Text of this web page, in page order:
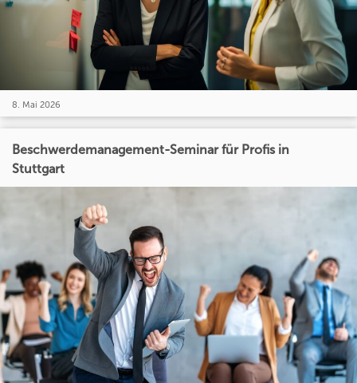
8. Mai 2026
Beschwerdemanagement-Seminar für Profis in
Stuttgart